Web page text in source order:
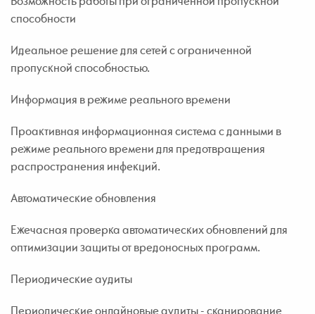
способности
Идеальное решение для сетей с ограниченной
пропускной способностью.
Информация в режиме реального времени
Проактивная информационная система с данными в
режиме реального времени для предотвращения
распространения инфекций.
Автоматические обновления
Ежечасная проверка автоматических обновлений для
оптимизации защиты от вредоносных программ.
Периодические аудиты
Периодические онлайновые аудиты - сканирование